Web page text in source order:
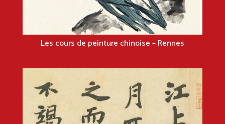
Les cours de peinture chinoise – Rennes